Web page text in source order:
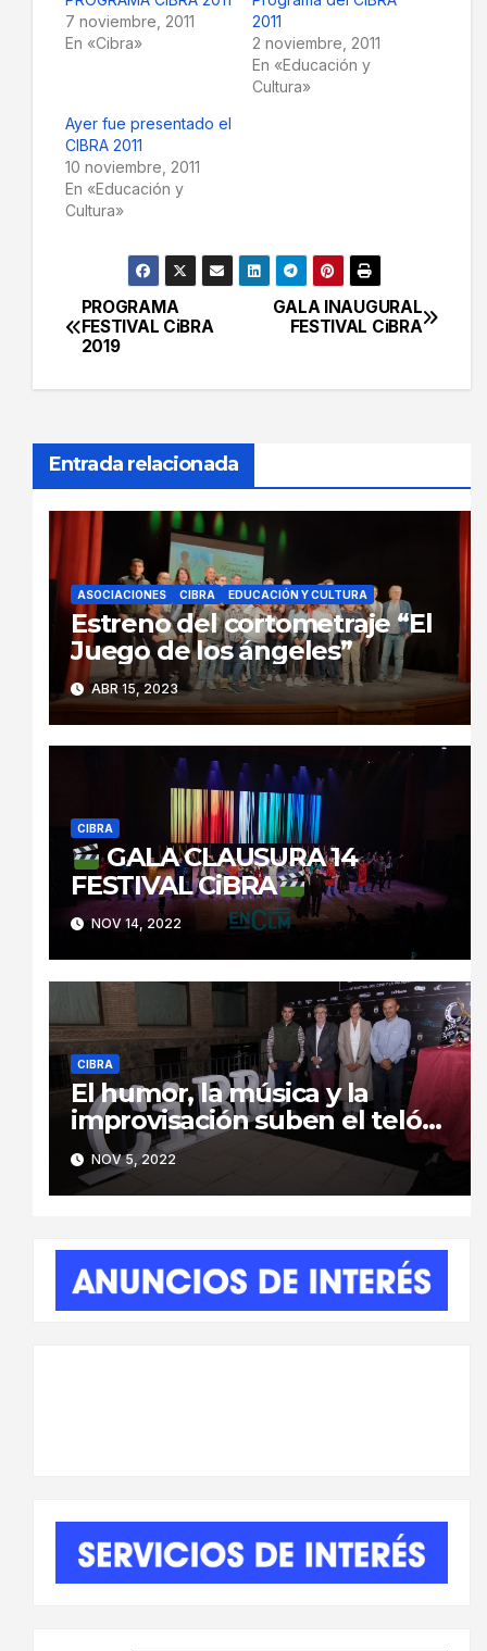
7 noviembre, 2011
En «Cibra»
2011
2 noviembre, 2011
En «Educación y
Cultura»
Ayer fue presentado el
CIBRA 2011
10 noviembre, 2011
En «Educación y
Cultura»
Navegación
de
GALA INAUGURAL
FESTIVAL CiBRA
PROGRAMA
FESTIVAL CiBRA
2019
Entrada relacionada
ASOCIACIONES CIBRA EDUCACIÓN Y CULTURA
Estreno del cortometraje “El
Juego de los ángeles”
ABR 15, 2023
CIBRA
GALA CLAUSURA 14
FESTIVAL CiBRA
NOV 14, 2022
CIBRA
El humor, la música y la
improvisación suben el telón
del XIV Festival CiBRA
NOV 5, 2022